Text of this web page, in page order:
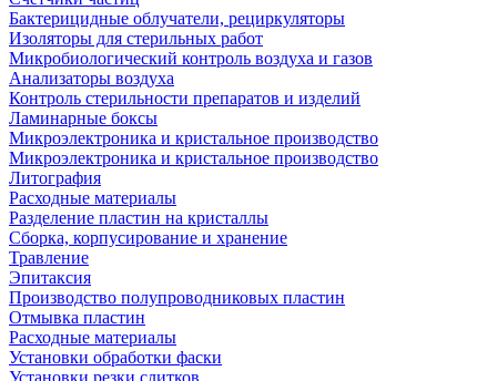
Бактерицидные облучатели, рециркуляторы
Изоляторы для стерильных работ
Микробиологический контроль воздуха и газов
Анализаторы воздуха
Контроль стерильности препаратов и изделий
Ламинарные боксы
Микроэлектроника и кристальное производство
Микроэлектроника и кристальное производство
Литография
Расходные материалы
Разделение пластин на кристаллы
Сборка, корпусирование и хранение
Травление
Эпитаксия
Производство полупроводниковых пластин
Отмывка пластин
Расходные материалы
Установки обработки фаски
Установки резки слитков